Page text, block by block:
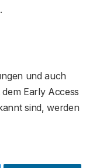
.
und auch
Early Access
sind, werden